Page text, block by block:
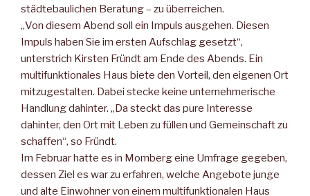
städtebaulichen Beratung – zu überreichen.
„Von diesem Abend soll ein Impuls ausgehen. Diesen
Impuls haben Sie im ersten Aufschlag gesetzt“,
unterstrich Kirsten Fründt am Ende des Abends. Ein
multifunktionales Haus biete den Vorteil, den eigenen Ort
mitzugestalten. Dabei stecke keine unternehmerische
Handlung dahinter. „Da steckt das pure Interesse
dahinter, den Ort mit Leben zu füllen und Gemeinschaft zu
schaffen“, so Fründt.
Im Februar hatte es in Momberg eine Umfrage gegeben,
dessen Ziel es war zu erfahren, welche Angebote junge
und alte Einwohner von einem multifunktionalen Haus